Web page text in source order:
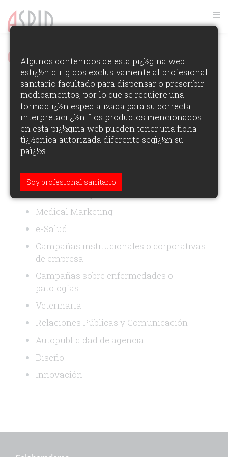
FOTOS GALA ASPID 2021
VER RANKING
Premios Aspid España 2021
Ver los Ganadores de la Ediciï¿½n
ÁREAS DE PARTICIPACI?N:
Obras relacionadas con productos de
Obras relacionadas con productos de
autocuidado y venta sin receta
Medical Marketing
e-Salud
Campañas institucionales o corporativas
de empresa
Campañas sobre enfermedades o
patologías
Veterinaria
Relaciones Públicas y Comunicación
Autopublicidad de agencia
Diseño
Innovación
Algunos contenidos de esta pï¿½gina web
estï¿½n dirigidos exclusivamente al profesional
sanitario facultado para dispensar o prescribir
medicamentos, por lo que se requiere una
formaciï¿½n especializada para su correcta
interpretaciï¿½n. Los productos mencionados
en esta pï¿½gina web pueden tener una ficha
tï¿½cnica autorizada diferente segï¿½n su
paï¿½s.
Soy profesional sanitario